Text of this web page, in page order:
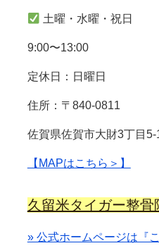
土曜・水曜・祝日
9:00〜13:00
定休日：日曜日
住所：〒840-0811
佐賀県佐賀市大財3丁目
【MAPはこちら＞】
久留米タイガー整骨
» 公式ホームページは『こ